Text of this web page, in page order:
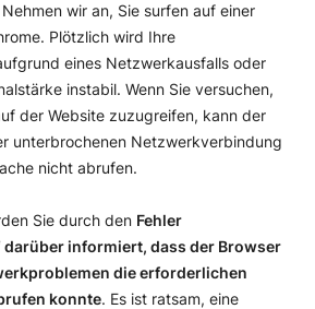
Nehmen wir an, Sie surfen auf einer
Plötzlich wird Ihre
eines Netzwerkausfalls oder
instabil. Wenn Sie versuchen,
der Website zuzugreifen, kann der
unterbrochenen Netzwerkverbindung
nicht abrufen.
Sie durch den Fehler
darüber informiert, dass der Browser
die erforderlichen
konnte. Es ist ratsam, eine